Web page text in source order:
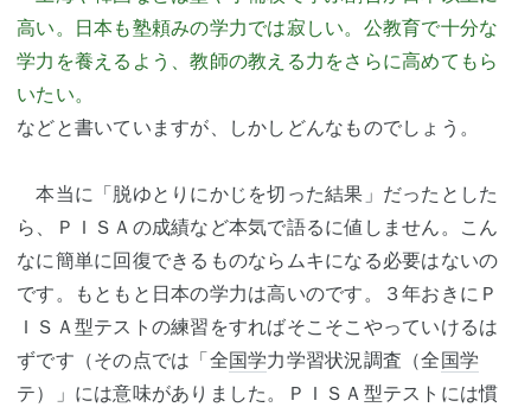
高い。日本も塾頼みの学力では寂しい。公教育で十分な
学力を養えるよう、教師の教える力をさらに高めてもら
いたい。
などと書いていますが、しかしどんなものでしょう。
本当に「脱ゆとりにかじを切った結果」だったとした
ら、ＰＩＳＡの成績など本気で語るに値しません。こん
なに簡単に回復できるものならムキになる必要はないの
です。もともと日本の学力は高いのです。３年おきにＰ
ＩＳＡ型テストの練習をすればそこそこやっていけるは
ずです（その点では「全国学力学習状況調査（全国学
テ）」には意味がありました。ＰＩＳＡ型テストには慣